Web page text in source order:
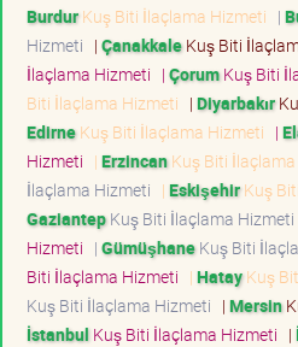
BurdurKuş Biti İlaçlama Hizmeti |
Hizmeti | ÇanakkaleKuş Biti
İlaçlama Hizmeti | ÇorumKuş Biti
Biti İlaçlama Hizmeti | Diyarbakır
EdirneKuş Biti İlaçlama Hizmeti |
Hizmeti | ErzincanKuş Biti
İlaçlama Hizmeti | EskişehirKuş
GaziantepKuş Biti İlaçlama Hizmeti
Hizmeti | GümüşhaneKuş Biti
Biti İlaçlama Hizmeti | HatayKuş
Kuş Biti İlaçlama Hizmeti | Mersin
İstanbul Kuş Biti İlaçlama Hizmeti |